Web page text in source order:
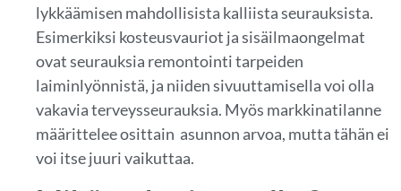
lykkäämisen mahdollisista kalliista seurauksista.
Esimerkiksi kosteusvauriot ja sisäilmaongelmat
ovat seurauksia remontointi tarpeiden
laiminlyönnistä, ja niiden sivuuttamisella voi olla
vakavia terveysseurauksia. Myös markkinatilanne
määrittelee osittain asunnon arvoa, mutta tähän ei
voi itse juuri vaikuttaa.